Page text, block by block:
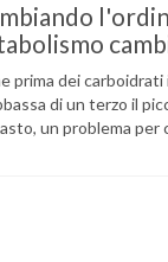
prima dei carboidrati
di un terzo il
un problema per